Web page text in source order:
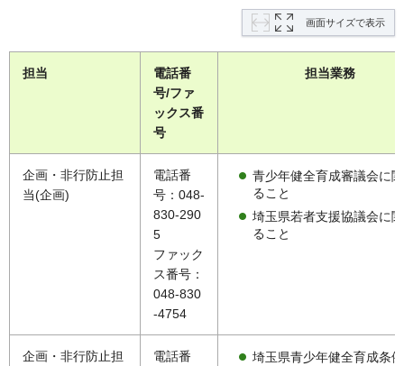
画面サイズで表示
担当
電話番
号/ファ
ックス番
号
担当業務
企画・非行防止担
当(企画)
電話番
号：048-
830-290
5
ファック
ス番号：
048-830
-4754
青少年健全育成審議会に
ること
埼玉県若者支援協議会に
ること
企画・非行防止担
電話番
埼玉県青少年健全育成条